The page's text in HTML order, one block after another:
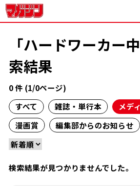
「ハードワーカー
索結果
0 件 (1/0ページ)
すべて
雑誌・単行本
メデ
漫画賞
編集部からのお知らせ
検索結果が見つかりませんでした。